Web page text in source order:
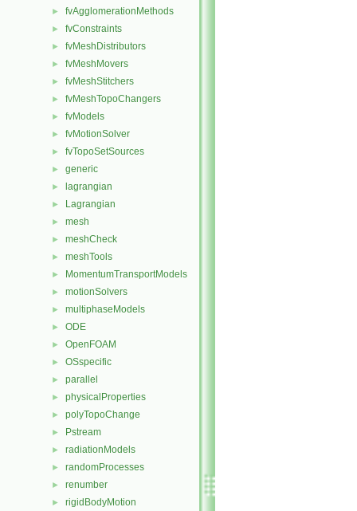
► fvAgglomerationMethods
► fvConstraints
► fvMeshDistributors
► fvMeshMovers
► fvMeshStitchers
► fvMeshTopoChangers
► fvModels
► fvMotionSolver
► fvTopoSetSources
► generic
► lagrangian
► Lagrangian
► mesh
► meshCheck
► meshTools
► MomentumTransportModels
► motionSolvers
► multiphaseModels
► ODE
► OpenFOAM
► OSspecific
► parallel
► physicalProperties
► polyTopoChange
► Pstream
► radiationModels
► randomProcesses
► renumber
► rigidBodyMotion